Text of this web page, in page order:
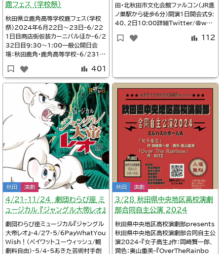
鹿フェス （学校祭）
秋田県立鹿角高等学校鹿フェス（学校
祭）2024年6月22日～23日-6/22
1日目商店街仮装カーニバルほか-6/2
32日目9:30～1:00一般公開日会
場：秋田鹿角・鹿角高等学校-6/2310:
姫』詳細秋田県立鹿角高等学校ホーム
ページ＞令和6年度学校祭（鹿フェス）
紹介動画鹿角きりたんぽFM/学校祭
「鹿フェス」仮装イベントなど鹿角高校T
witter/@wednov1
401
田・北秋田市文化会館ファルコン（JR鷹
ノ巣駅から徒歩6分）開演1日開会式9:
40、2日10:00詳細Twitter/@wed
部『群青デイズ』作：ササキタツオ既成1
高校演劇部『
112
秋田 演劇
4/21-11/24 劇団わらび座 ミ
ュージカル 『ジャングル大帝レオ』
劇団わらび座ミュージカル『ジャングル
大帝レオ』-4/27-5/6PayWhatYou
Wish！（ペイワットユーウィッシュ/観
劇料自由）-5/4-5あきた芸術村手創
秋田 演劇
3/28 秋田県中央地区高校演劇
部合同自主公演 2024
秋田県中央地区高校演劇部presents
秋田県中央地区高校演劇部合同自主公
演2024-『女子高生』作：岡崎賢一郎、
潤色：奥山重美-『OverTheRainbo